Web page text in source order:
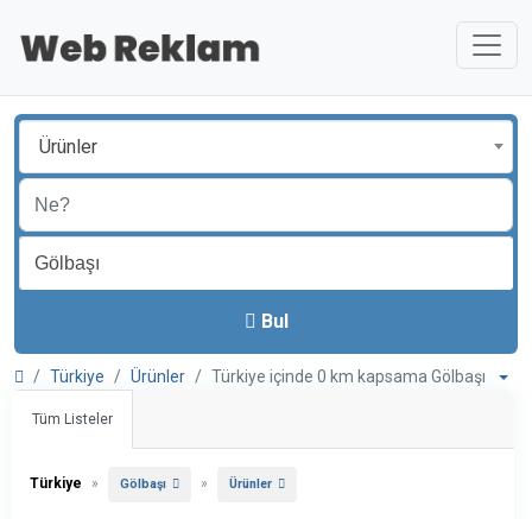
Ürünler
Bul
Türkiye Ürünler Türkiye içinde 0 km kapsama Gölbaşı
Tüm Listeler
Türkiye » Gölbaşı » Ürünler